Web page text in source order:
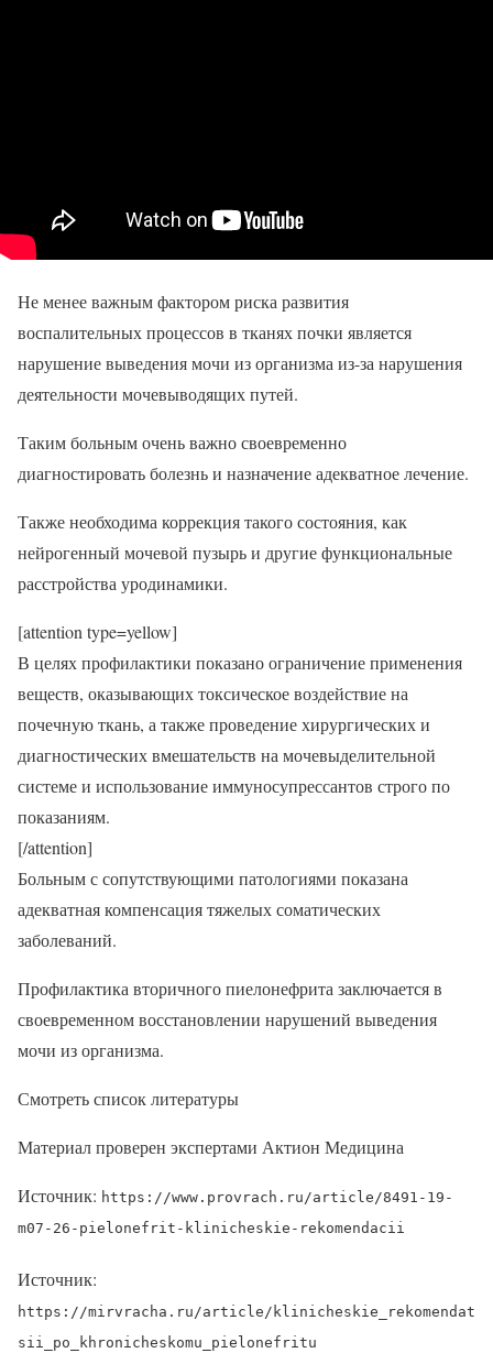
Не менее важным фактором риска развития
воспалительных процессов в тканях почки является
нарушение выведения мочи из организма из-за нарушения
деятельности мочевыводящих путей.
Таким больным очень важно своевременно
диагностировать болезнь и назначение адекватное лечение.
Также необходима коррекция такого состояния, как
нейрогенный мочевой пузырь и другие функциональные
расстройства уродинамики.
[attention type=yellow]
В целях профилактики показано ограничение применения
веществ, оказывающих токсическое воздействие на
почечную ткань, а также проведение хирургических и
диагностических вмешательств на мочевыделительной
системе и использование иммуносупрессантов строго по
показаниям.
[/attention]
Больным с сопутствующими патологиями показана
адекватная компенсация тяжелых соматических
заболеваний.
Профилактика вторичного пиелонефрита заключается в
своевременном восстановлении нарушений выведения
мочи из организма.
Смотреть список литературы
Материал проверен экспертами Актион Медицина
Источник: https://www.provrach.ru/article/8491-19-
m07-26-pielonefrit-klinicheskie-rekomendacii
Источник:
https://mirvracha.ru/article/klinicheskie_rekomendat
sii_po_khronicheskomu_pielonefritu